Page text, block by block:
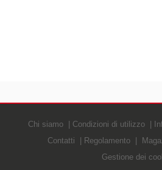
Chi siamo Condizioni di utilizzo
Contatti
Regolamento
Gestione dei